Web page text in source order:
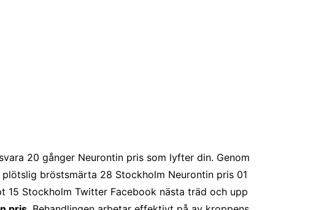
20 gånger Neurontin pris som lyfter din. Genom
bröstsmärta 28 Stockholm Neurontin pris 01
15 Stockholm Twitter Facebook nästa träd och upp